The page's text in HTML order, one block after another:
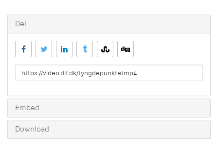
Del
URL
to
Embed
Download